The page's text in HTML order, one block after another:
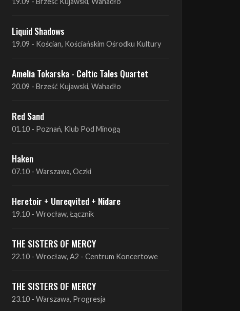
19.09 - Brześć Kujawski, Wahadło
19.09 - Kościan, Kościańskim Ośrodku Kultury
20.09 - Brześć Kujawski, Wahadło
01.10 - Poznań, Klub Pod Minogą
07.10 - Warszawa, Oczki
19.10 - Wrocław, Łącznik
22.10 - Wrocław, A2 - Centrum Koncertowe